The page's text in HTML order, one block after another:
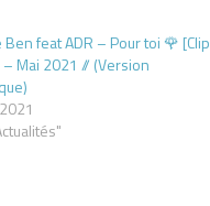
Ben feat ADR – Pour toi 🌹 [Clip
Mai 2021 // (Version